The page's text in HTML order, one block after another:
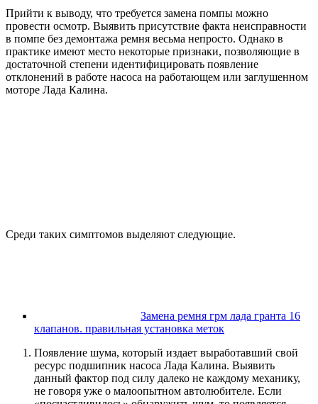
Прийти к выводу, что требуется замена помпы можно
провести осмотр. Выявить присутствие факта неисправности
в помпе без демонтажа ремня весьма непросто. Однако в
практике имеют место некоторые признаки, позволяющие в
достаточной степени идентифицировать появление
отклонений в работе насоса на работающем или заглушенном
моторе Лада Калина.
Среди таких симптомов выделяют следующие.
Замена ремня грм лада гранта 16
клапанов. правильная установка меток
Появление шума, который издает выработавший свой
ресурс подшипник насоса Лада Калина. Выявить
данный фактор под силу далеко не каждому механику,
не говоря уже о малоопытном автолюбителе. Если